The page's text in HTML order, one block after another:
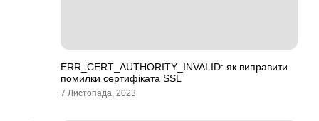
ERR_CERT_AUTHORITY_INVALID: як виправити
помилки сертифіката SSL
7 Листопада, 2023